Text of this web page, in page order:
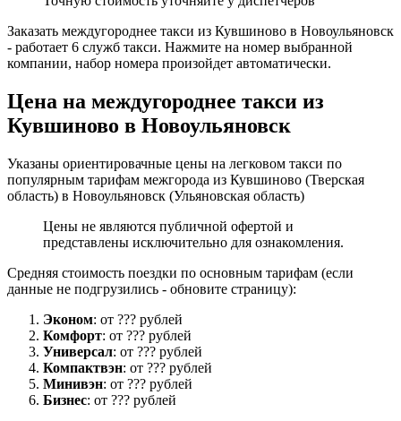
Заказать междугороднее такси из Кувшиново в Новоульяновск
- работает 6 служб такси. Нажмите на номер выбранной
компании, набор номера произойдет автоматически.
Цена на междугороднее такси из
Кувшиново в Новоульяновск
Указаны ориентировачные цены на легковом такси по
популярным тарифам межгорода из Кувшиново (Тверская
область) в Новоульяновск (Ульяновская область)
Цены не являются публичной офертой и
представлены исключительно для ознакомления.
Средняя стоимость поездки по основным тарифам (если
данные не подгрузились - обновите страницу):
Эконом: от ??? рублей
Комфорт: от ??? рублей
Универсал: от ??? рублей
Компактвэн: от ??? рублей
Минивэн: от ??? рублей
Бизнес: от ??? рублей